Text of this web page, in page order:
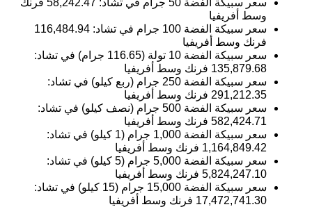
وسط أفريفيا
سعر سبيكة الفضة 100 جرام في تشاد:
116,484.94
فرنك وسط أفريفيا
سعر سبيكة الفضة 10 تولة (116.65 جرام) في تشاد:
135,879.68 فرنك وسط أفريفيا
سعر سبيكة الفضة 250 جرام (ربع كيلو) في تشاد:
291,212.35 فرنك وسط أفريفيا
سعر سبيكة الفضة 500 جرام (نصف كيلو) في تشاد:
582,424.71 فرنك وسط أفريفيا
سعر سبيكة الفضة 1,000 جرام (1 كيلو) في تشاد:
1,164,849.42 فرنك وسط أفريفيا
سعر سبيكة الفضة 5,000 جرام (5 كيلو) في تشاد:
5,824,247.10 فرنك وسط أفريفيا
سعر سبيكة الفضة 15,000 جرام (15 كيلو) في تشاد:
17,472,741.30 فرنك وسط أفريفيا